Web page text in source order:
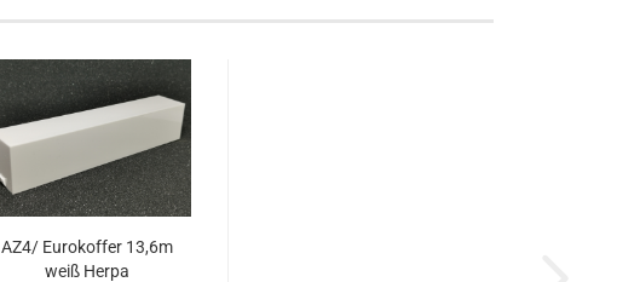
AZ4/ Eurokoffer 13,6m
weiß Herpa